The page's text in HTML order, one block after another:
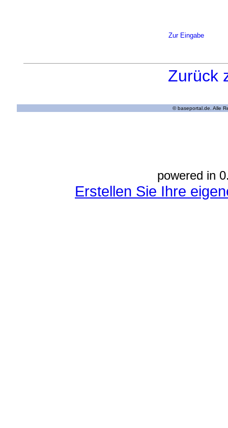
Zur Eingabe
Zurück
© baseportal.de. Alle
powered in
Erstellen Sie Ihre